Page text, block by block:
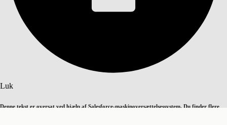
Luk
Denne tekst er oversat ved hjælp af Salesforce-maskinoversættelsessystem. Du finder flere